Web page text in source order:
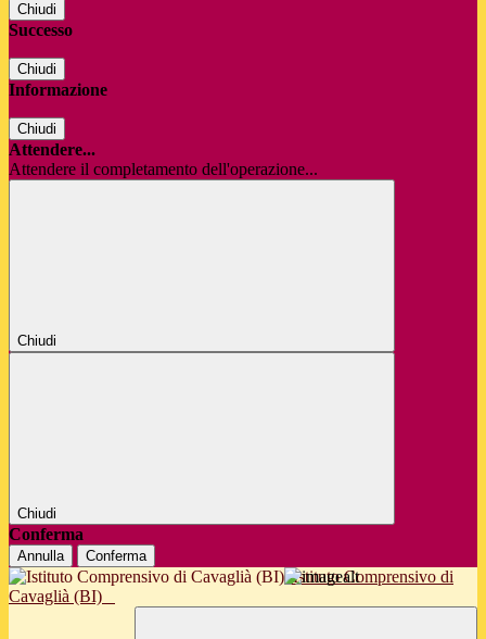
Chiudi
Successo
Chiudi
Informazione
Chiudi
Attendere...
Attendere il completamento dell'operazione...
Chiudi
Chiudi
Conferma
Annulla Conferma
Istituto Comprensivo di
Cavaglià (BI)